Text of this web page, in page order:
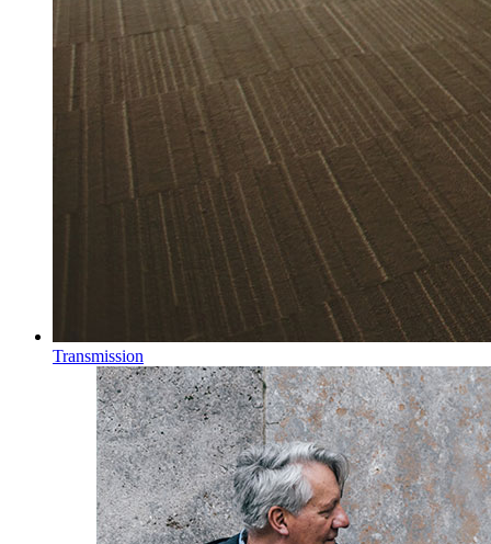
Transmission